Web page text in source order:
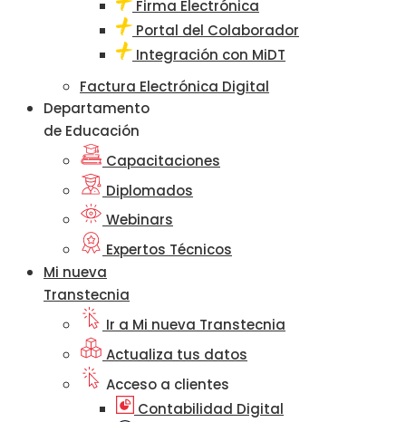
Firma Electrónica
Portal del Colaborador
Integración con MiDT
Factura Electrónica Digital
Departamento
de Educación
Capacitaciones
Diplomados
Webinars
Expertos Técnicos
Mi nueva
Transtecnia
Ir a Mi nueva Transtecnia
Actualiza tus datos
Acceso a clientes
Contabilidad Digital